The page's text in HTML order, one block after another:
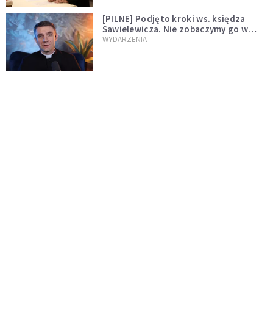
[PILNE] Podjęto kroki ws. księdza
Sawielewicza. Nie zobaczymy go w
mediach
WYDARZENIA